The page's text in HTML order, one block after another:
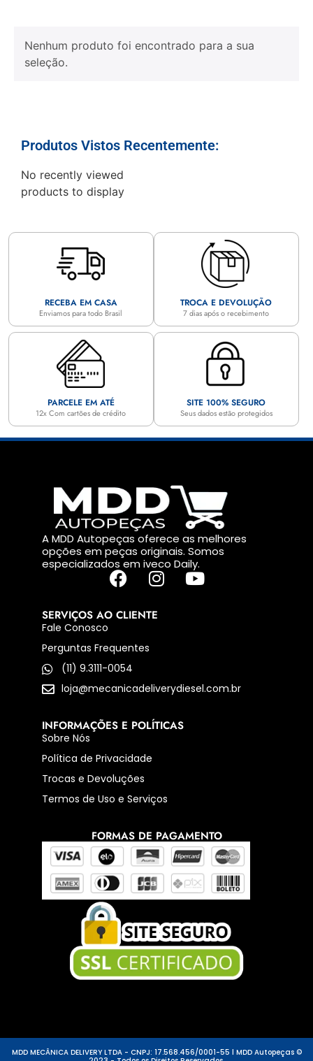
Nenhum produto foi encontrado para a sua
seleção.
Produtos Vistos Recentemente:
No recently viewed
products to display
RECEBA EM CASA
Enviamos para todo Brasil
TROCA E DEVOLUÇÃO
7 dias após o recebimento
PARCELE EM ATÉ
12x Com cartões de crédito
SITE 100% SEGURO
Seus dados estão protegidos
A MDD Autopeças oferece as melhores
opções em peças originais. Somos
especializados em iveco Daily.
SERVIÇOS AO CLIENTE
Fale Conosco
Perguntas Frequentes
(11) 9.3111-0054
loja@mecanicadeliverydiesel.com.br
INFORMAÇÕES E POLÍTICAS
Sobre Nós
Política de Privacidade
Trocas e Devoluções
Termos de Uso e Serviços
FORMAS DE PAGAMENTO
MDD MECÂNICA DELIVERY LTDA - CNPJ: 17.568.456/0001-55 l MDD Autopeças ©